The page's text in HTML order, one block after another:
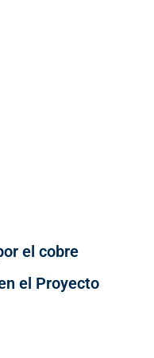
el cobre
el Proyecto